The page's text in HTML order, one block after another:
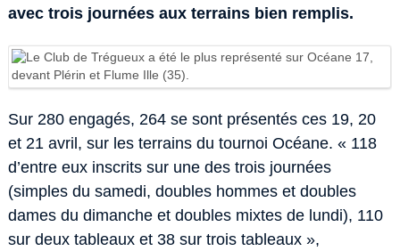
avec trois journées aux terrains bien remplis.
Sur 280 engagés, 264 se sont présentés ces 19, 20
et 21 avril, sur les terrains du tournoi Océane. « 118
d’entre eux inscrits sur une des trois journées
(simples du samedi, doubles hommes et doubles
dames du dimanche et doubles mixtes de lundi), 110
sur deux tableaux et 38 sur trois tableaux »,